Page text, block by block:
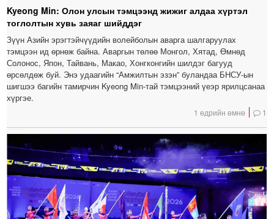
Kyeong Min: Олон улсын тэмцээнд жижиг алдаа хүртэл
тоглолтын хувь заяаг шийддэг
Зүүн Азийн эрэгтэйчүүдийн волейболын аварга шалгаруулах
тэмцээн ид өрнөж байна. Аваргын төлөө Монгол, Хятад, Өмнөд
Солонос, Япон, Тайвань, Макао, Хонгконгийн шилдэг багууд
өрсөлдөж буй. Энэ удаагийн “Амжилтын эзэн” буландаа БНСУ-ын
шигшээ багийн тамирчин Kyeong Min-тай тэмцээний үеэр ярилцсанаа
хүргэе.
1 өдрийн өмнө 1